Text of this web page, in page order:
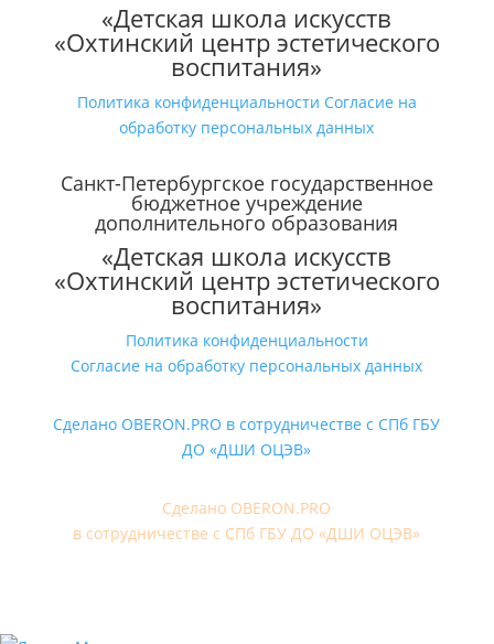
«Детская школа искусств
«Охтинский центр эстетического
воспитания»
Политика конфиденциальности Согласие на
обработку персональных данных
Санкт-Петербургское государственное
бюджетное учреждение
дополнительного образования
«Детская школа искусств
«Охтинский центр эстетического
воспитания»
Политика конфиденциальности
Согласие на обработку персональных данных
Сделано OBERON.PRO в сотрудничестве с СПб ГБУ
ДО «ДШИ ОЦЭВ»
Сделано OBERON.PRO
в сотрудничестве с СПб ГБУ ДО «ДШИ ОЦЭВ»